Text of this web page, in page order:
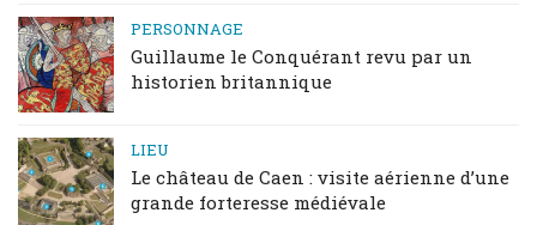
PERSONNAGE
Guillaume le Conquérant revu par un
historien britannique
LIEU
Le château de Caen : visite aérienne d’une
grande forteresse médiévale